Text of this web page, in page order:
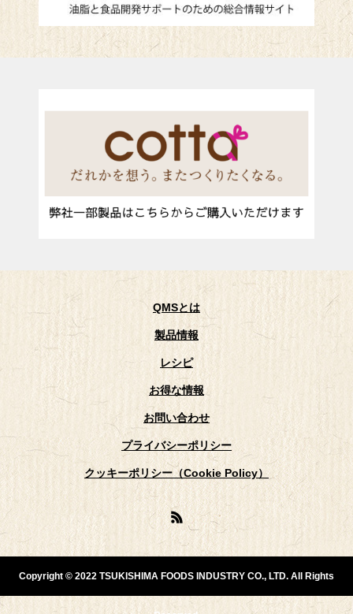
QMSとは
製品情報
レシピ
お得な情報
お問い合わせ
プライバシーポリシー
クッキーポリシー（Cookie Policy）
Copyright © 2022 TSUKISHIMA FOODS INDUSTRY CO., LTD. All Rights
運営者情報 業務用サンプル